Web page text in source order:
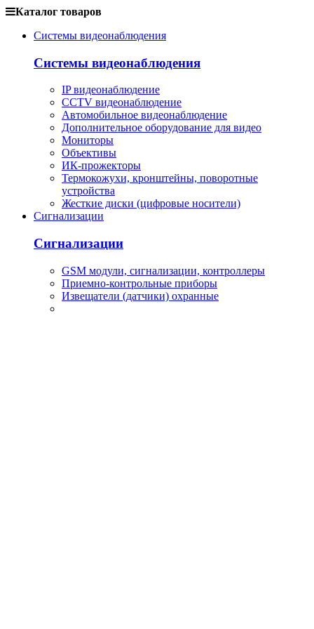
Каталог товаров
Системы видеонаблюдения
Системы видеонаблюдения
IP видеонаблюдение
CCTV видеонаблюдение
Автомобильное видеонаблюдение
Дополнительное оборудование для видео
Мониторы
Объективы
ИК-прожекторы
Термокожухи, кронштейны, поворотные
устройства
Жесткие диски (цифровые носители)
Сигнализации
Сигнализации
GSM модули, сигнализации, контроллеры
Приемно-контрольные приборы
Извещатели (датчики) охранные